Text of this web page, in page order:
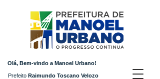
Olá, Bem-vindo a Manoel Urbano!
Prefeito Raimundo Toscano Velozo